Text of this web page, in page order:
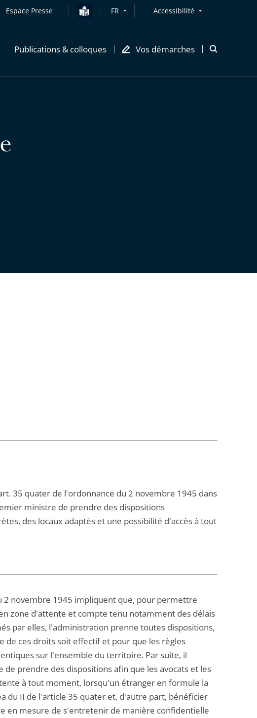
Espace Presse FR Accessibilité
Publications & colloques Vos démarches
Ouvrir
35 quater de l'ordonnance du 2 novembre 1945 dans
ministre de prendre des dispositions
des locaux adaptés et une possibilité d'accès à tout
2 novembre 1945 impliquent que, pour permettre
zone d'attente et compte tenu notamment des délais
par elles, l'administration prenne toutes dispositions,
ces droits soit effectif et pour que les règles
sur l'ensemble du territoire. Par suite, il
prendre des dispositions afin que les avocats et les
à tout moment, lorsqu'un étranger en formule la
du II de l'article 35 quater et, d'autre part, bénéficier
en mesure de s'entretenir de manière confidentielle